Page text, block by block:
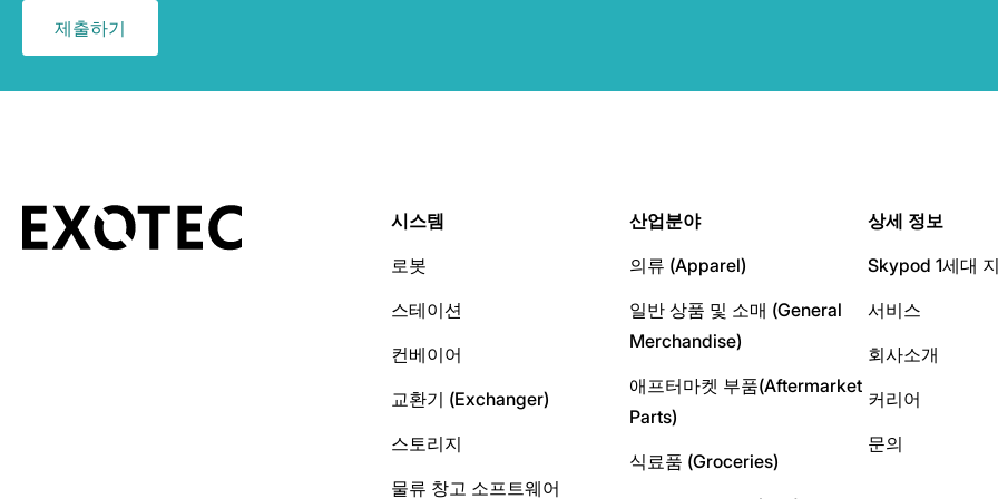
시스템
로봇
스테이션
컨베이어
교환기 (Exchanger)
스토리지
물류 창고 소프트웨어
산업분야
의류 (Apparel)
일반 상품 및 소매 (General
Merchandise)
애프터마켓 부품(Aftermarket
Parts)
식료품 (Groceries)
상세 정보
Skypod 1세대
서비스
회사소개
커리어
문의